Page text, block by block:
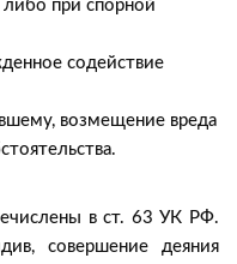
при спорной
содействие
возмещение вреда
в ст. 63 УК РФ.
совершение деяния